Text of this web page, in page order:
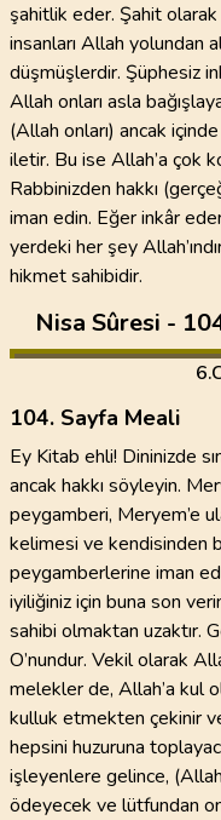
şahitlik eder. Şahit
insanları Allah yolundan
düşmüşlerdir. Şüphesiz
Allah onları asla
(Allah onları) ancak
iletir. Bu ise Allah’a çok
Rabbinizden hakkı
iman edin. Eğer inkâr
yerdeki her şey
hikmet sahibidir.
Nisa Sûresi -
6
104. Sayfa Meali
Ey Kitab ehli! Dininizde
ancak hakkı söyleyin.
peygamberi, Meryem’e
kelimesi ve kendisinden
peygamberlerine iman
iyiliğiniz için buna son
sahibi olmaktan uzaktır.
O’nundur. Vekil olarak
melekler de, Allah’a kul
kulluk etmekten çekinir
hepsini huzuruna
işleyenlere gelince,
ödeyecek ve lütfundan